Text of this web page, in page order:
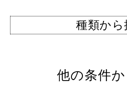
種類から
他の条件